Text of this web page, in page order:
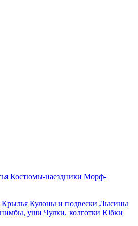
Костюмы-наездники Морф-
Крылья Кулоны и подвески Лысины
нимбы, уши Чулки, колготки Юбки